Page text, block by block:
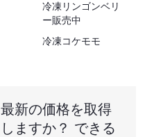
冷凍リンゴンベリ
ー販売中
冷凍コケモモ
最新の価格を取得
しますか？ できる